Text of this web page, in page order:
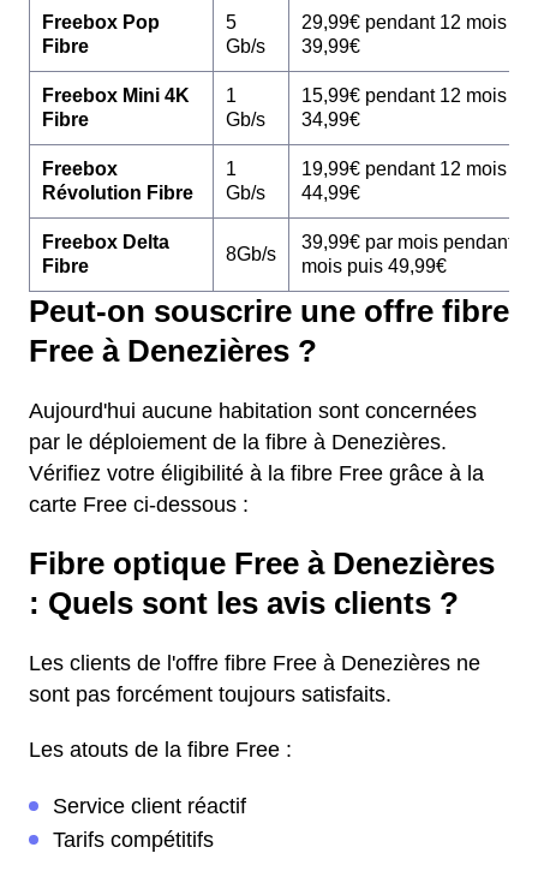
Freebox Pop
Fibre
5
Gb/s
29,99€ pendant 12 mois
39,99€
Freebox Mini 4K
Fibre
1
Gb/s
15,99€ pendant 12 mois
34,99€
Freebox
Révolution Fibre
1
Gb/s
19,99€ pendant 12 mois
44,99€
Freebox Delta
Fibre
8Gb/s
39,99€ par mois pendant 12
mois puis 49,99€
Peut-on souscrire une offre fibre
Free à Denezières ?
Aujourd'hui aucune habitation sont concernées
par le déploiement de la fibre à Denezières.
Vérifiez votre éligibilité à la fibre Free grâce à la
carte Free ci-dessous :
Fibre optique Free à Denezières
: Quels sont les avis clients ?
Les clients de l'offre fibre Free à Denezières ne
sont pas forcément toujours satisfaits.
Les atouts de la fibre Free :
Service client réactif
Tarifs compétitifs